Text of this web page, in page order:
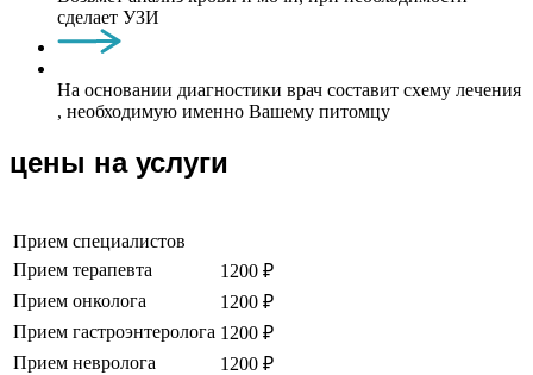
сделает УЗИ
На основании диагностики врач составит схему лечения
, необходимую именно Вашему питомцу
цены на услуги
Прием специалистов
Прием терапевта
1200 ₽
Прием онколога
1200 ₽
Прием гастроэнтеролога 1200 ₽
Прием невролога
1200 ₽